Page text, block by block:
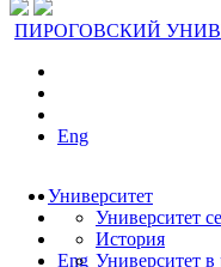
ПИРОГОВСКИЙ
Eng
Университет
Университет
История
Университет в
Eng